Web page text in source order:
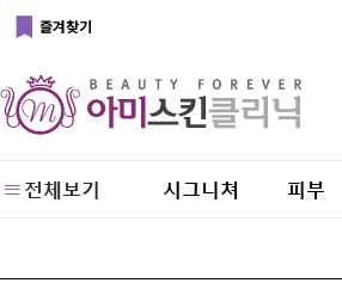
즐겨찾기
전체보기 시그니쳐 피부